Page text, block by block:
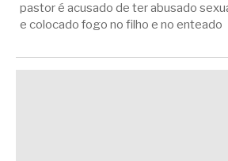
pastor é acusado de ter abusado
e colocado fogo no filho e no enteado